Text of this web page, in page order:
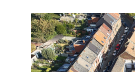
Projectdetails